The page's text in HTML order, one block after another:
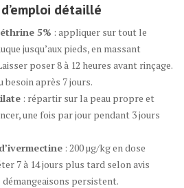
détaillé
5% : appliquer sur tout le
jusqu’aux pieds, en massant
poser 8 à 12 heures avant rinçage.
besoin après 7 jours.
: répartir sur la peau propre et
une fois par jour pendant 3 jours
: 200 µg/kg en dose
7 à 14 jours plus tard selon avis
démangeaisons persistent.